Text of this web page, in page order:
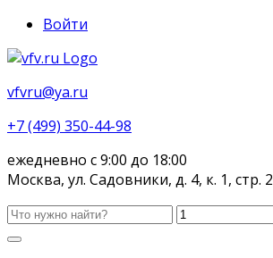
Войти
vfvru@ya.ru
+7 (499) 350-44-98
ежедневно с 9:00 до 18:00
Москва, ул. Садовники, д. 4, к. 1, стр. 2